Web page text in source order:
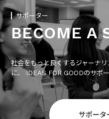
サポーター
BECOME A
社会をもっと良くするジャーナ
に、 IDEAS FOR GOODのサポ
サポータ